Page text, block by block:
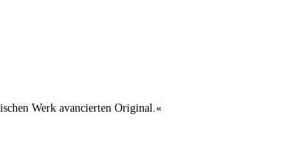
Werk avancierten Original.«